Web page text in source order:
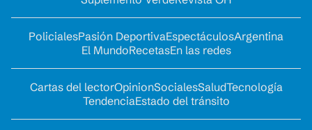
PolicialesPasión DeportivaEspectáculosArgentina
El MundoRecetasEn las redes
Cartas del lectorOpinionSocialesSaludTecnología
TendenciaEstado del tránsito